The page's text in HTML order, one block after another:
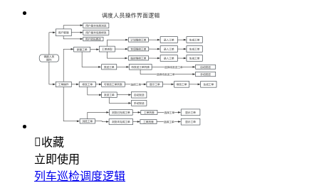
收藏
立即使用
列车巡检调度逻辑